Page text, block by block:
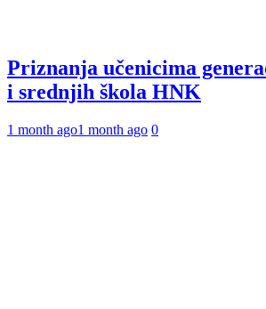
Priznanja učenicima
i srednjih škola HNK
1 month ago1 month ago 0